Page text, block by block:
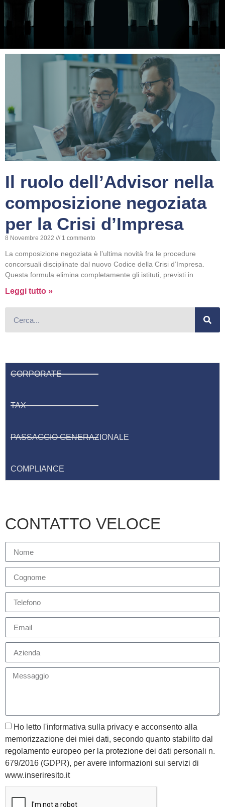
Il ruolo dell’Advisor nella
composizione negoziata
per la Crisi d’Impresa
8 Novembre 2022 1 commento
La composizione negoziata è l’ultima novità fra le procedure
concorsuali disciplinate dal nuovo Codice della Crisi d’Impresa.
Questa formula elimina completamente gli istituti, previsti in
Leggi tutto »
CORPORATE
TAX
PASSAGGIO GENERAZIONALE
COMPLIANCE
CONTATTO VELOCE
Ho letto l'informativa sulla privacy e acconsento alla
memorizzazione dei miei dati, secondo quanto stabilito dal
regolamento europeo per la protezione dei dati personali n.
679/2016 (GDPR), per avere informazioni sui servizi di
www.inseriresito.it